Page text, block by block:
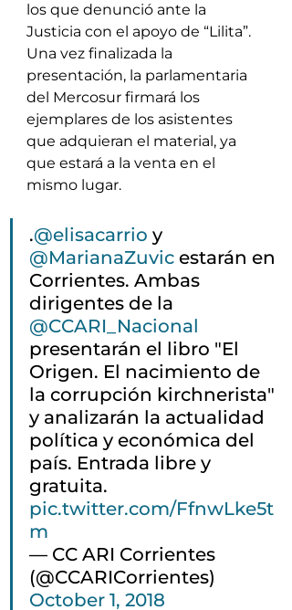
los que denunció ante la
Justicia con el apoyo de “Lilita”.
Una vez finalizada la
presentación, la parlamentaria
del Mercosur firmará los
ejemplares de los asistentes
que adquieran el material, ya
que estará a la venta en el
mismo lugar.
.@elisacarrio y
@MarianaZuvic estarán en
Corrientes. Ambas
dirigentes de la
@CCARI_Nacional
presentarán el libro "El
Origen. El nacimiento de
la corrupción kirchnerista"
y analizarán la actualidad
política y económica del
país. Entrada libre y
gratuita.
pic.twitter.com/FfnwLke5t
m
— CC ARI Corrientes
(@CCARICorrientes)
October 1, 2018